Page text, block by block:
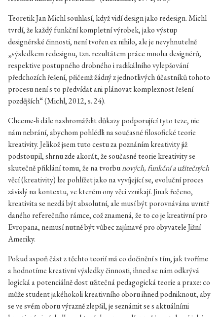
Teoretik Jan Michl souhlasí, když vidí design jako redesign. Michl
tvrdí, že každý funkční kompletní výrobek, jako výstup
designérské činnosti, není tvořen ex nihilo, ale je nevyhnutelně
„výsledkem redesignu, tzn. rezultátem práce mnoha designérů,
respektive postupného drobného i radikálního vylepšování
předchozích řešení, přičemž žádný z jednotlivých účastníků tohoto
procesu není s to předvídat ani plánovat komplexnost řešení
pozdějších“ (Michl, 2012, s. 24).
Chceme-li dále nashromáždit důkazy podporující tyto teze, nic
nám nebrání, abychom pohlédli na současné filosofické teorie
kreativity. Jelikož jsem tuto cestu za poznáním kreativity již
podstoupil, shrnu zde akorát, že současné teorie kreativity se
skutečně přiklání tomu, že na tvorbunových, funkční a užitečných
věcí (kreativity) lze pohlížet jako na vyvíjející se, evoluční proces
závislý na kontextu, ve kterém ony věci vznikají. Jinak řečeno,
kreativita se nezdá být absolutní, ale musí být porovnávána uvnitř
daného referečního rámce, což znamená, že to co je kreativní pro
Evropana, nemusí nutně být vůbec zajímavé pro obyvatele Jižní
Ameriky.
Pokud aspoň část z těchto teorií má co dočinění s tím, jak tvoříme
a hodnotíme kreativní výsledky činnosti, ihned se nám odkrývá
logická a potenciálně dost užitečná pedagogická teorie a praxe: co
může student jakéhokoli kreativního oboru ihned podniknout, aby
se ve svém oboru výrazně zlepšil, je seznámit se s aktuálními